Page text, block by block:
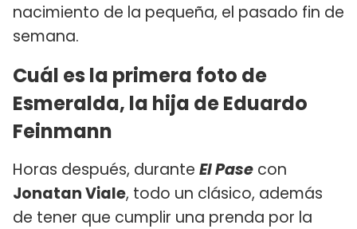
nacimiento de la pequeña, el pasado fin de
semana.
Cuál es la primera foto de
Esmeralda, la hija de Eduardo
Feinmann
Horas después, durante El Pase con
Jonatan Viale, todo un clásico, además
de tener que cumplir una prenda por la